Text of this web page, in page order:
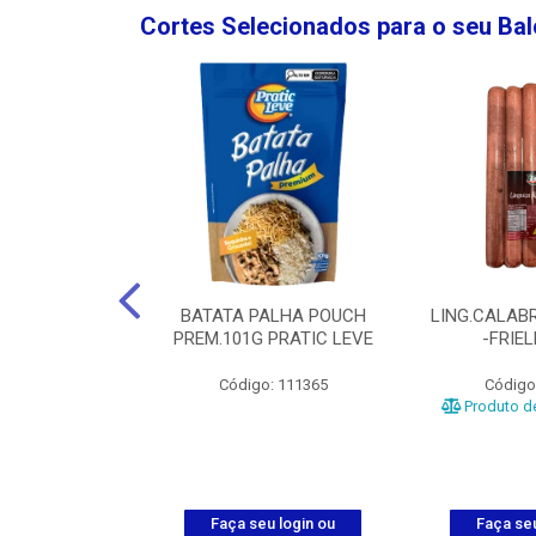
Cortes Selecionados para o seu
BATATA PALHA POUCH
PREM.101G PRATIC LEVE
Código: 111365
Faça seu login ou
-
Produto
Faça